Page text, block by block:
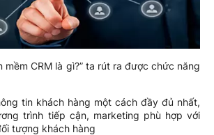
mềm CRM là gì?” ta rút ra được chức năng
tin khách hàng một cách đầy đủ nhất,
trình tiếp cận, marketing phù hợp với
tượng khách hàng